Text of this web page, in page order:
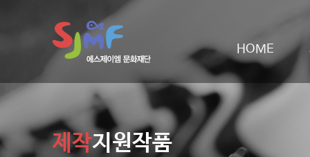
HOME
제작지원작품